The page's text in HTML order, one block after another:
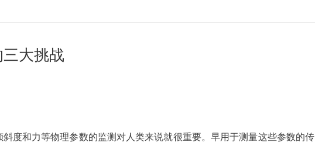
大挑战
度和力等物理参数的监测对人类来说就很重要。早用于测量这些参数的传